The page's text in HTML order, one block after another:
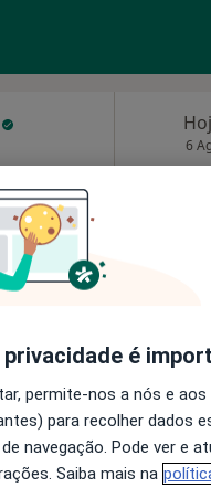
desde 55 €
6
privacidade é
permite-nos a nós e
para recolher dados
navegação. Pode ver e
Saiba mais na